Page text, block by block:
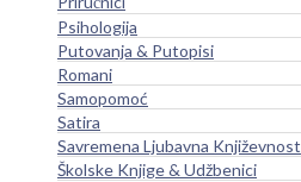
Psihologija
Putovanja & Putopisi
Romani
Samopomoć
Satira
Savremena Ljubavna Književnost
Školske Knjige & Udžbenici